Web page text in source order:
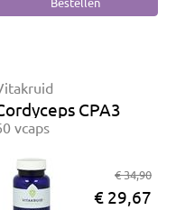
CPA3
vcaps
€ 34,90
€ 29,67